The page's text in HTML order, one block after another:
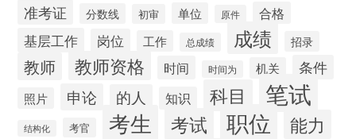
准考证 分数线 初审 单位 原件 合格
基层工作 岗位 工作 总成绩 成绩 招录
教师 教师资格 时间 时间为 机关 条件
照片 申论 的人 知识 科目 笔试
结构化 考官 考生 考试 职位 能力